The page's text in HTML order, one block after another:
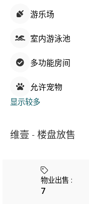
游乐场
室内游泳池
多功能房间
允许宠物
显示较多
维壹 - 楼盘放售
物业出售 :
7